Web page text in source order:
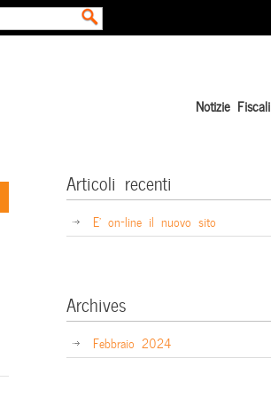
Notizie Fiscali
Articoli recenti
E’ on-line il nuovo sito
Archives
Febbraio 2024